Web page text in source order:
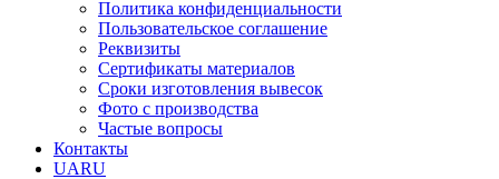
Политика конфиденциальности
Пользовательское соглашение
Реквизиты
Сертификаты материалов
Сроки изготовления вывесок
Фото с производства
Частые вопросы
Контакты
UARU